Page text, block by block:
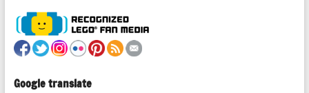
Google translate